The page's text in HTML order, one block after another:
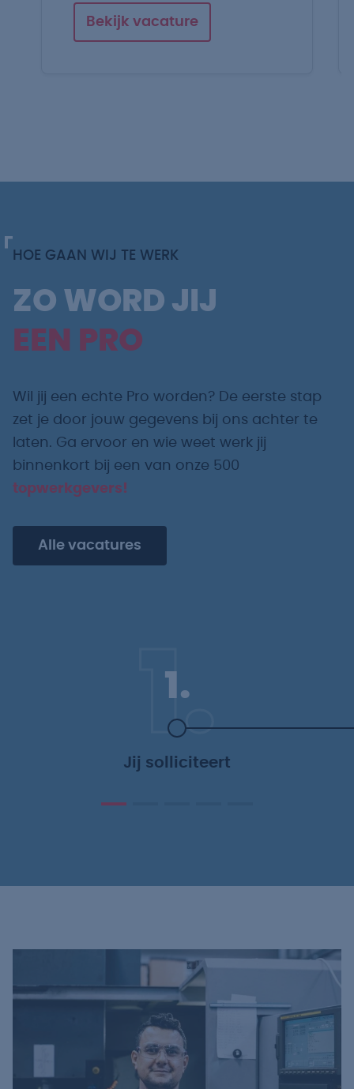
Bekijk vacature
HOE GAAN WIJ TE WERK
ZO WORD JIJ
EEN PRO
Wil jij een echte Pro worden? De eerste stap
zet je door jouw gegevens bij ons achter te
laten. Ga ervoor en wie weet werk jij
binnenkort bij een van onze 500
topwerkgevers!
Alle vacatures
1.
1.
Jij solliciteert